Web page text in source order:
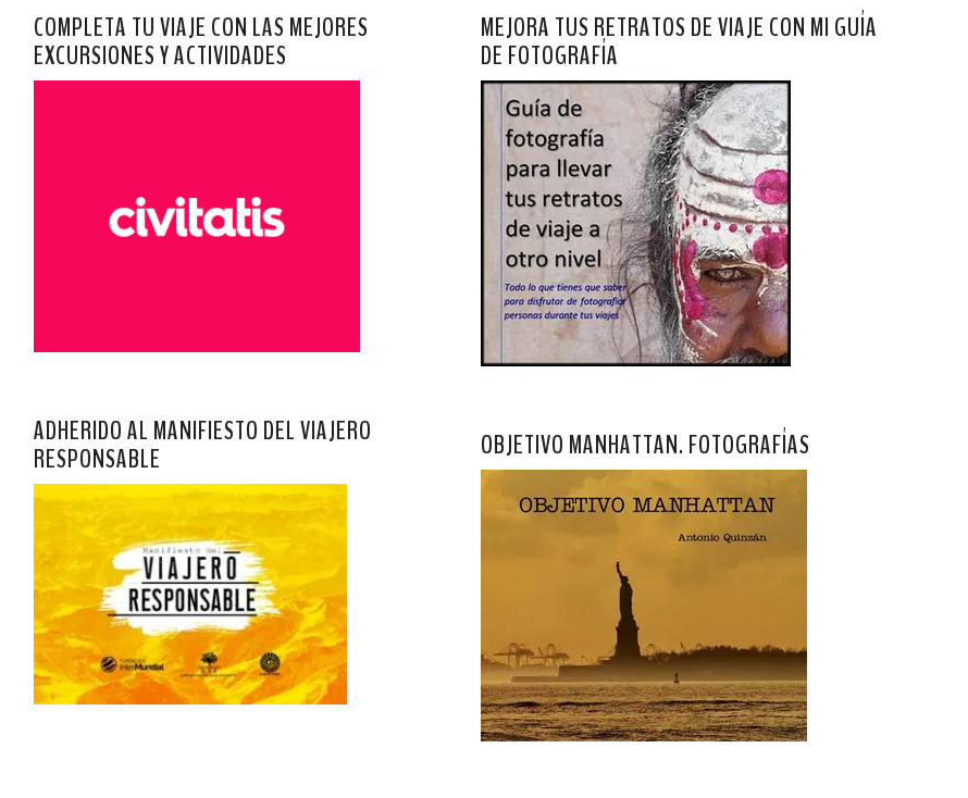
COMPLETA TU VIAJE CON LAS MEJORES
EXCURSIONES Y ACTIVIDADES
ADHERIDO AL MANIFIESTO DEL VIAJERO
RESPONSABLE
MEJORA TUS RETRATOS DE VIAJE CON MI GUÍA
DE FOTOGRAFÍA
OBJETIVO MANHATTAN. FOTOGRAFÍAS